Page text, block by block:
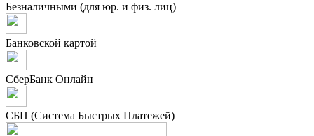
Безналичными (для юр. и физ. лиц)
Банковской картой
СберБанк Онлайн
СБП (Система Быстрых Платежей)